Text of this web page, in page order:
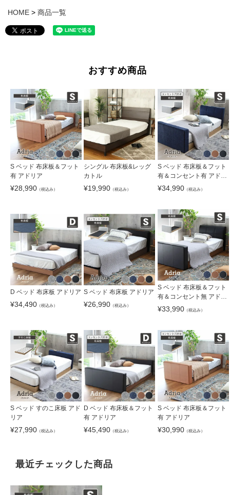
HOME 商品一覧
おすすめ商品
S ベッド 布床板＆フット
有 アドリア
¥28,990 （税込み）
シングル 布床板&レッグ
カトル
¥19,990 （税込み）
S ベッド 布床板＆フット
有＆コンセント有 アドリ
ア
¥34,990（税込み）
D ベッド 布床板 アドリア
¥34,490 （税込み）
S ベッド 布床板 アドリア
¥26,990 （税込み）
S ベッド 布床板＆フット
有＆コンセント無 アドリ
ア
¥33,990（税込み）
S ベッド すのこ床板 アド
リア
¥27,990 （税込み）
D ベッド 布床板＆フット
有 アドリア
¥45,490 （税込み）
S ベッド 布床板＆フット
有 アドリア
¥30,990（税込み）
最近チェックした商品